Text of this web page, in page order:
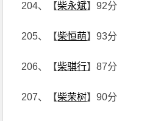
204、【柴永斌】92分
205、【柴恒萌】93分
206、【柴骐行】87分
207、【柴荣树】90分